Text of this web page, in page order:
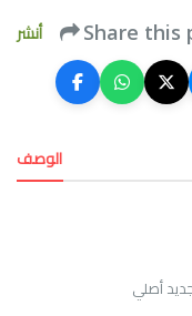
أنشر Share this
الوصف